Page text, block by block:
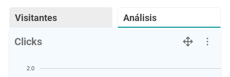
Visitantes Análisis
Clicks
2.0